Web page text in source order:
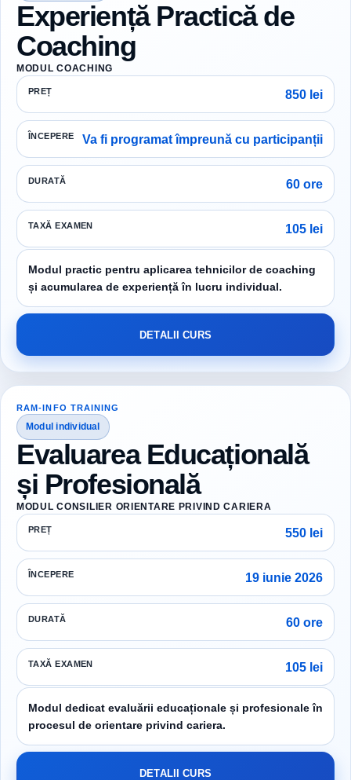
Experiență Practică de
Coaching
MODUL COACHING
PREȚ 850 lei
ÎNCEPERE Va fi programat împreună cu participanții
DURATĂ 60 ore
TAXĂ EXAMEN 105 lei
Modul practic pentru aplicarea tehnicilor de coaching
și acumularea de experiență în lucru individual.
DETALII CURS
RAM-INFO TRAINING
Modul individual
Evaluarea Educațională
și Profesională
MODUL CONSILIER ORIENTARE PRIVIND CARIERA
PREȚ 550 lei
ÎNCEPERE 19 iunie 2026
DURATĂ 60 ore
TAXĂ EXAMEN 105 lei
Modul dedicat evaluării educaționale și profesionale în
procesul de orientare privind cariera.
DETALII CURS